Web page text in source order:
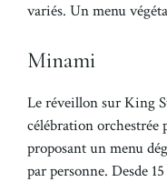
variés. Un menu
Minami
Le réveillon sur King
célébration orchestrée
proposant un menu
par personne. Desde